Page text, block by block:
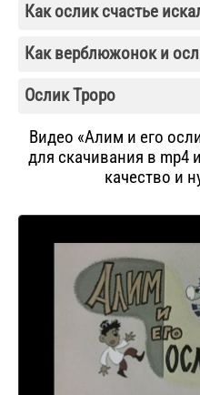
Как ослик счастье
Как верблюжонок и
Ослик Троро
Видео «Алим и его
для скачивания в mp4
качество и